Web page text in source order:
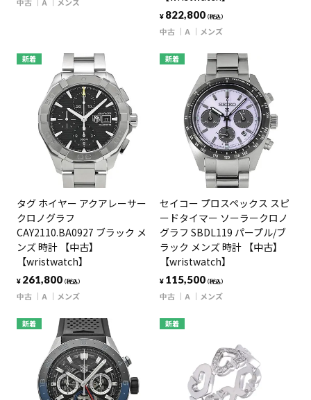
¥ 822,800（税込）
中古 A メンズ
新着
タグ ホイヤー アクアレーサー
クロノグラフ
CAY2110.BA0927 ブラック メ
ンズ 時計 【中古】
【wristwatch】
¥ 261,800（税込）
中古 A メンズ
新着
セイコー プロスペックス スピ
ードタイマー ソーラークロノ
グラフ SBDL119 パープル/ブ
ラック メンズ 時計 【中古】
【wristwatch】
¥ 115,500（税込）
中古 A メンズ
新着 新着